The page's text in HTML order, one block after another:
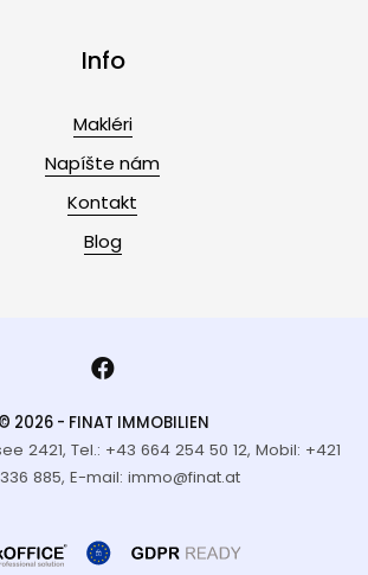
Info
Makléri
Napíšte nám
Kontakt
Blog
© 2026 - FINAT IMMOBILIEN
2421, Tel.: +43 664 254 50 12, Mobil: +421
885, E-mail: immo@finat.at